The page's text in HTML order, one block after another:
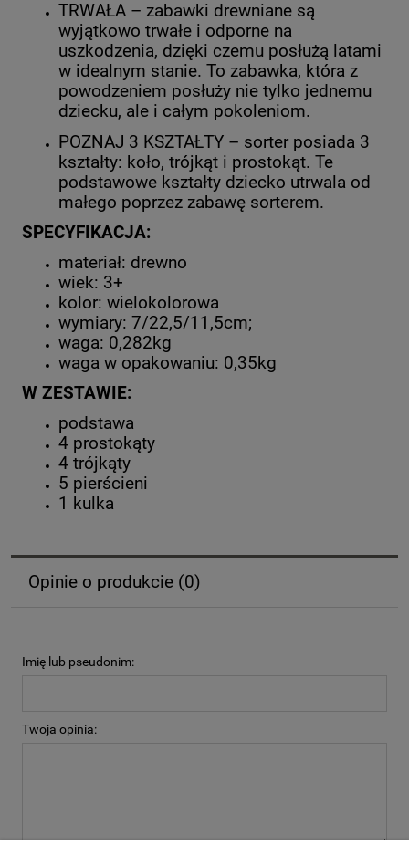
TRWAŁA – zabawki drewniane są
wyjątkowo trwałe i odporne na
uszkodzenia, dzięki czemu posłużą latami
w idealnym stanie. To zabawka, która z
powodzeniem posłuży nie tylko jednemu
dziecku, ale i całym pokoleniom.
POZNAJ 3 KSZTAŁTY – sorter posiada 3
kształty: koło, trójkąt i prostokąt. Te
podstawowe kształty dziecko utrwala od
małego poprzez zabawę sorterem.
SPECYFIKACJA:
materiał: drewno
wiek: 3+
kolor: wielokolorowa
wymiary: 7/22,5/11,5cm;
waga: 0,282kg
waga w opakowaniu: 0,35kg
W ZESTAWIE:
podstawa
4 prostokąty
4 trójkąty
5 pierścieni
1 kulka
Opinie o produkcie (0)
Imię lub pseudonim:
Twoja opinia: